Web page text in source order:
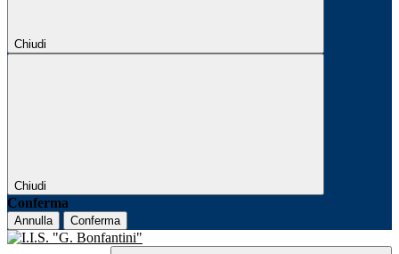
Chiudi
Chiudi
Conferma
Annulla Conferma